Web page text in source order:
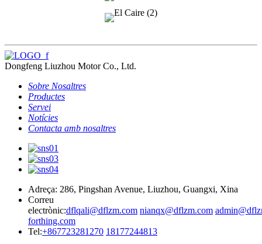
Dongfeng Liuzhou Motor Co., Ltd.
Sobre Nosaltres
Productes
Servei
Notícies
Contacta amb nosaltres
Adreça: 286, Pingshan Avenue, Liuzhou, Guangxi, Xina
Correu
electrònic:dflqali@dflzm.com nianqx@dflzm.com
forthing.com
Tel:+867723281270 18177244813